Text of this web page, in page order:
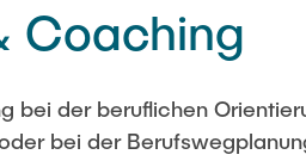
Coaching
bei der beruflichen
bei der